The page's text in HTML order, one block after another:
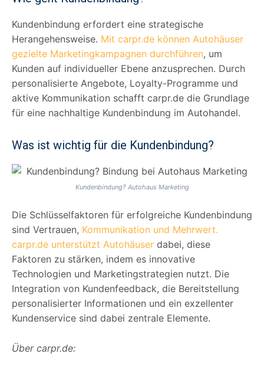
Kundenbindung erfordert eine strategische
Herangehensweise. Mit carpr.de können Autohäuser
gezielte Marketingkampagnen durchführen, um
Kunden auf individueller Ebene anzusprechen. Durch
personalisierte Angebote, Loyalty-Programme und
aktive Kommunikation schafft carpr.de die Grundlage
für eine nachhaltige Kundenbindung im Autohandel.
Was ist wichtig für die Kundenbindung?
Kundenbindung? Autohaus Marketing
Die Schlüsselfaktoren für erfolgreiche Kundenbindung
sind Vertrauen, Kommunikation und Mehrwert.
carpr.de unterstützt Autohäuser dabei, diese
Faktoren zu stärken, indem es innovative
Technologien und Marketingstrategien nutzt. Die
Integration von Kundenfeedback, die Bereitstellung
personalisierter Informationen und ein exzellenter
Kundenservice sind dabei zentrale Elemente.
Über carpr.de: